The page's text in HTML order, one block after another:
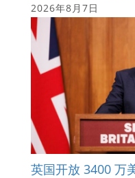
2026年8月7日
英国开放 3400 万